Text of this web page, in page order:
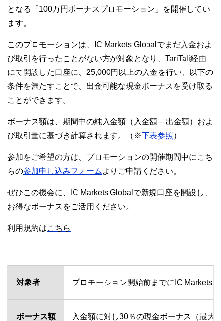
となる「100万円ボーナスプロモーション」を開催してい
ます。
このプロモーションは、IC Markets Globalでまだ入金およ
び取引を行ったことがない方が対象となり、TariTali経由
にて開設した口座に、25,000円以上の入金を行い、以下の
条件を満たすことで、出金可能な現金ボーナスを受け取る
ことができます。
ボーナス額は、期間中の純入金額（入金額 – 出金額）およ
び取引量に基づき計算されます。（※下表参照）
参加をご希望の方は、プロモーションの開催期間中にこち
らの参加申し込みフォーム よりご申請ください。
ぜひこの機会に、IC Markets Globalで新規口座を開設し、
お得なボーナスをご活用ください。
利用規約はこちら
対象者 プロモーション開始前までにIC Markets
ボーナス額 入金額に対し30％の現金ボーナス（最大